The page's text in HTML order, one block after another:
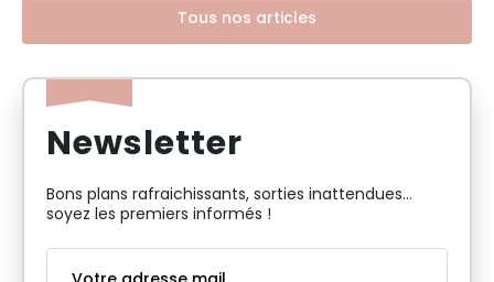
Tous nos articles
Newsletter
Bons plans rafraichissants, sorties inattendues…
soyez les premiers informés !